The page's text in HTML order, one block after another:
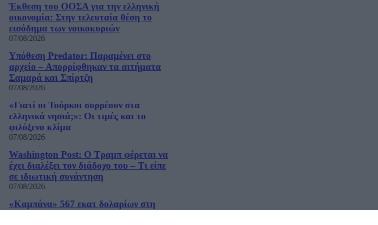
Έκθεση του ΟΟΣΑ για την ελληνική
οικονομία: Στην τελευταία θέση το
εισόδημα των νοικοκυριών
07/08/2026
Υπόθεση Predator: Παραμένει στο
αρχείο – Απορρίφθηκαν τα αιτήματα
Σαμαρά και Σπίρτζη
07/08/2026
«Γιατί οι Τούρκοι συρρέουν στα
ελληνικά νησιά;»: Οι τιμές και το
φιλόξενο κλίμα
07/08/2026
Washington Post: Ο Τραμπ φέρεται να
έχει διαλέξει τον διάδοχο του – Τι είπε
σε ιδιωτική συνάντηση
07/08/2026
«Καμπάνα» 567 εκατ δολαρίων στη